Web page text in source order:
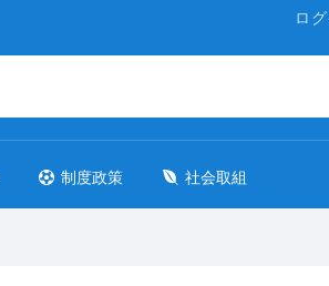
ロ
制度政策 社会取組